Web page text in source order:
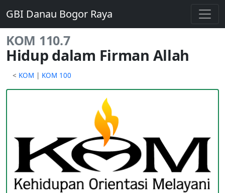
GBI Danau Bogor Raya
KOM 110.7
Hidup dalam Firman Allah
< KOM | KOM 100